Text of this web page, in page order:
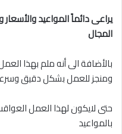
يراعى دائماً المواعيد
المجال
بالأضافة الى أنه ملم بهذا
ومنجز للعمل بشكل دقيق
حتى لايكون لهذا العمل
بالمواعيد